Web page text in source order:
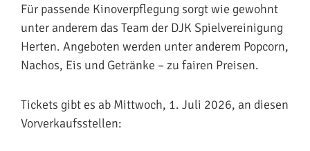
Für passende Kinoverpflegung sorgt wie gewohnt
unter anderem das Team der DJK Spielvereinigung
Herten. Angeboten werden unter anderem Popcorn,
Nachos, Eis und Getränke – zu fairen Preisen.
Tickets gibt es ab Mittwoch, 1. Juli 2026, an diesen
Vorverkaufsstellen: